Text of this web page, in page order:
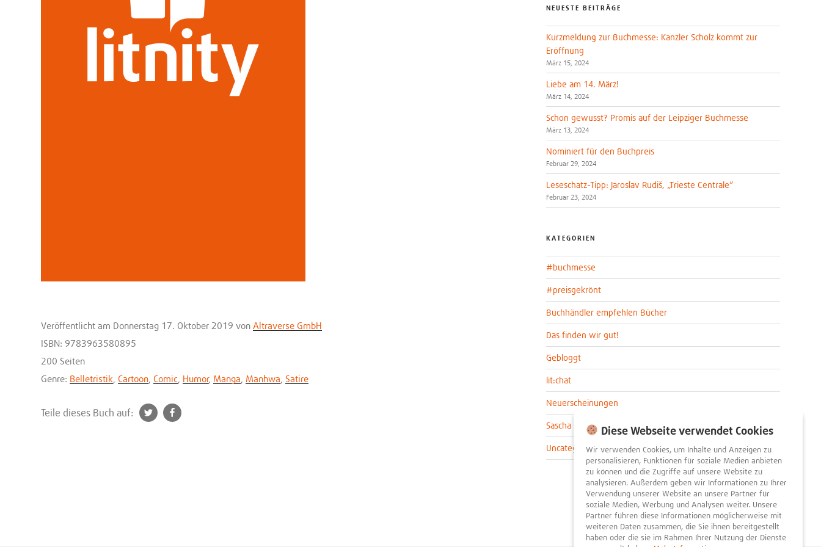
Veröffentlicht am Donnerstag 17. Oktober 2019 von Altraverse GmbH
ISBN: 9783963580895
200 Seiten
Genre: Belletristik ,Cartoon ,Comic Humor, Manga Manhwa Satire
Teile dieses Buch auf:
t
f
NEUESTE BEITRÄGE
Kurzmeldung zur Buchmesse: Kanzler Scholz kommt zur
Eröffnung
März 15, 2024
Liebe am 14. März!
März 14, 2024
Schon gewusst? Promis auf der Leipziger Buchmesse
März 13, 2024
Nominiert für den Buchpreis
Februar 29, 2024
Leseschatz-Tipp: Jaroslav Rudiš, „Trieste Centrale“
Februar 23, 2024
KATEGORIEN
#buchmesse
#preisgekrönt
Buchhändler empfehlen Bücher
Das finden wir gut!
Gebloggt
lit:chat
Neuerscheinungen
Sascha im lit:blog
Uncategorized
Diese Webseite verwendet Cookies
Wir verwenden Cookies, um Inhalte und Anzeigen zu
personalisieren, Funktionen für soziale Medien anbieten
zu können und die Zugriffe auf unsere Website zu
analysieren. Außerdem geben wir Informationen zu Ihrer
Verwendung unserer Website an unsere Partner für
soziale Medien, Werbung und Analysen weiter. Unsere
Partner führen diese Informationen möglicherweise mit
weiteren Daten zusammen, die Sie ihnen bereitgestellt
haben oder die sie im Rahmen Ihrer Nutzung der Dienste